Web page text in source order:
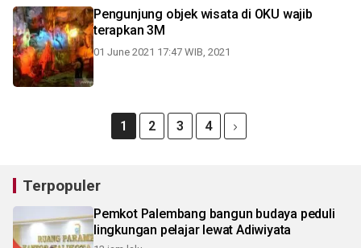
Pengunjung objek wisata di OKU wajib
terapkan 3M
01 June 2021 17:47 WIB, 2021
1 2 3 4
Terpopuler
Pemkot Palembang bangun budaya peduli
lingkungan pelajar lewat Adiwiyata